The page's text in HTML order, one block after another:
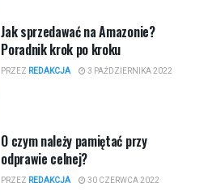
Jak sprzedawać na Amazonie?
Poradnik krok po kroku
PRZEZ REDAKCJA 3 PAŹDZIERNIKA 2022
O czym należy pamiętać przy
odprawie celnej?
PRZEZ REDAKCJA 30 CZERWCA 2022